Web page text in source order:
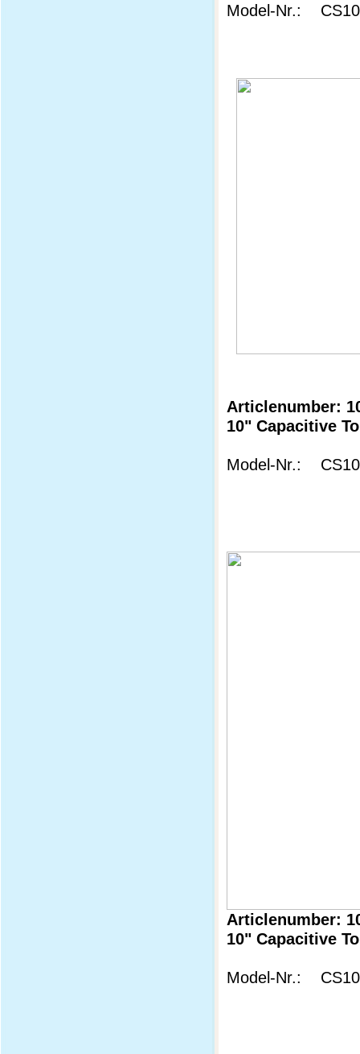
Model-Nr.:
Articlenumber:
10" Capacitive
Model-Nr.:
Articlenumber:
10" Capacitive
Model-Nr.: